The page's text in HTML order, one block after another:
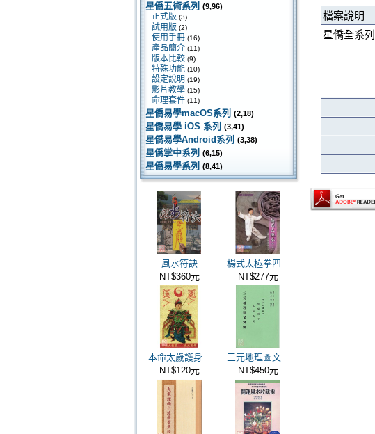
星僑五術系列 (9,96)
正式版 (3)
試用版 (2)
使用手冊 (16)
產品簡介 (11)
版本比較 (9)
特殊功能 (10)
設定說明 (19)
影片教學 (15)
命理套件 (11)
星僑易學macOS系列 (2,18)
星僑易學 iOS 系列 (3,41)
星僑易學Android系列 (3,38)
星僑掌中系列 (6,15)
星僑易學系列 (8,41)
風水符訣
NT$360元
楊式太極拳四...
NT$277元
本命太歲護身...
NT$120元
三元地理圖文...
NT$450元
檔案說明
星僑全系